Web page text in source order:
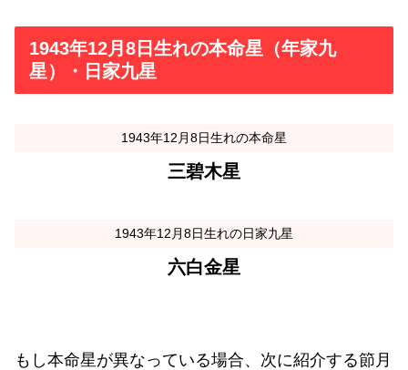
1943年12月8日生れの本命星（年家九
星）・日家九星
1943年12月8日生れの本命星
三碧木星
1943年12月8日生れの日家九星
六白金星
もし本命星が異なっている場合、次に紹介する節月